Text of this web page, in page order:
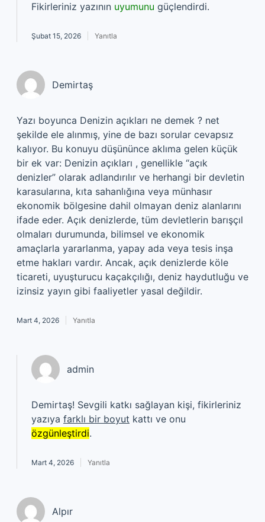
Fikirleriniz yazının uyumunu güçlendirdi.
Şubat 15, 2026 Yanıtla
Demirtaş
Yazı boyunca Denizin açıkları ne demek ? net
şekilde ele alınmış, yine de bazı sorular cevapsız
kalıyor. Bu konuyu düşününce aklıma gelen küçük
bir ek var: Denizin açıkları , genellikle “açık
denizler” olarak adlandırılır ve herhangi bir devletin
karasularına, kıta sahanlığına veya münhasır
ekonomik bölgesine dahil olmayan deniz alanlarını
ifade eder. Açık denizlerde, tüm devletlerin barışçıl
olmaları durumunda, bilimsel ve ekonomik
amaçlarla yararlanma, yapay ada veya tesis inşa
etme hakları vardır. Ancak, açık denizlerde köle
ticareti, uyuşturucu kaçakçılığı, deniz haydutluğu ve
izinsiz yayın gibi faaliyetler yasal değildir.
Mart 4, 2026 Yanıtla
admin
Demirtaş! Sevgili katkı sağlayan kişi, fikirleriniz
yazıya farklı bir boyut kattı ve onu
özgünleştirdi.
Mart 4, 2026 Yanıtla
Alpır